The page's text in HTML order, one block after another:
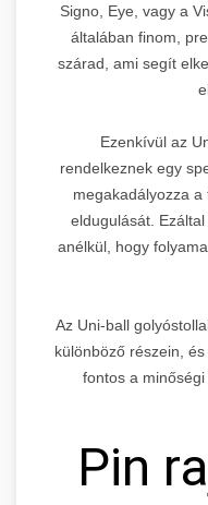
Signo, Eye, vagy a
általában finom,
szárad, ami segít
Ezenkívül az
rendelkeznek egy
megakadályozza
eldugulását.
anélkül, hogy
Az Uni-ball
különböző részein,
fontos a
Pin